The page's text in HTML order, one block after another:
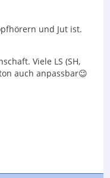
und Jut ist.
Viele LS (SH,
auch anpassbar😉